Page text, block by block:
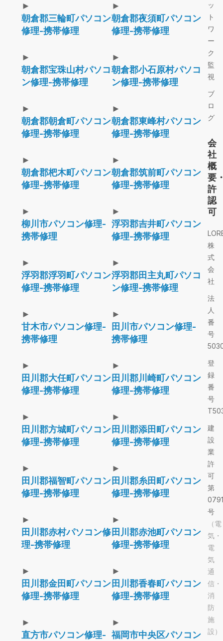
►
朝倉郡三輪町パソコン
修理-携帯修理
►
朝倉郡夜須町パソコン
修理-携帯修理
►
朝倉郡宝珠山村パソコ
ン修理-携帯修理
►
朝倉郡小石原村パソコ
ン修理-携帯修理
►
朝倉郡朝倉町パソコン
修理-携帯修理
►
朝倉郡東峰村パソコン
修理-携帯修理
►
朝倉郡杷木町パソコン
修理-携帯修理
►
朝倉郡筑前町パソコン
修理-携帯修理
►
柳川市パソコン修理-
携帯修理
►
浮羽郡吉井町パソコン
修理-携帯修理
►
浮羽郡浮羽町パソコン
修理-携帯修理
►
浮羽郡田主丸町パソコ
ン修理-携帯修理
►
甘木市パソコン修理-
携帯修理
►
田川市パソコン修理-
携帯修理
►
田川郡大任町パソコン
修理-携帯修理
►
田川郡川崎町パソコン
修理-携帯修理
►
田川郡方城町パソコン
修理-携帯修理
►
田川郡添田町パソコン
修理-携帯修理
►
田川郡福智町パソコン
修理-携帯修理
►
田川郡糸田町パソコン
修理-携帯修理
►
田川郡赤村パソコン修
理-携帯修理
►
田川郡赤池町パソコン
修理-携帯修理
►
田川郡金田町パソコン
修理-携帯修理
►
田川郡香春町パソコン
修理-携帯修理
►
直方市パソコン修理-
►
福岡市中央区パソコン
ッ
ト
ワ
ー
ク
監
視
ブ
ロ
グ
会
社
概
要
許
認
可
株
式
会
社
法
人
番
号
登
録
番
号
建
設
業
許
可
第
号
（電
気・
電
気
通
信・
消
防
施
設）